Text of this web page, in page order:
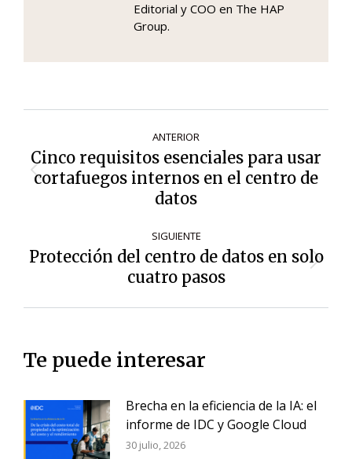
Editorial y COO en The HAP
Group.
de
entradas
ANTERIOR
Entrada
anterior:
Cinco requisitos esenciales para usar
cortafuegos internos en el centro de
datos
SIGUIENTE
Siguiente
entrada:
Protección del centro de datos en solo
cuatro pasos
Te puede interesar
Brecha en la eficiencia de la IA: el
informe de IDC y Google Cloud
30 julio, 2026